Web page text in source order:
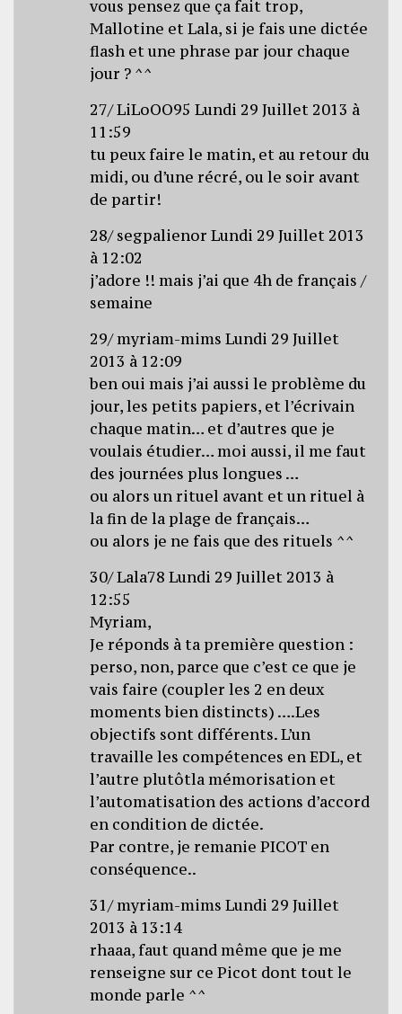
vous pensez que ça fait trop,
Mallotine et Lala, si je fais une dictée
flash et une phrase par jour chaque
jour ? ^^
27/ LiLoOO95 Lundi 29 Juillet 2013 à
11:59
tu peux faire le matin, et au retour du
midi, ou d’une récré, ou le soir avant
de partir!
28/ segpalienor Lundi 29 Juillet 2013
à 12:02
j’adore !! mais j’ai que 4h de français /
semaine
29/ myriam-mims Lundi 29 Juillet
2013 à 12:09
ben oui mais j’ai aussi le problème du
jour, les petits papiers, et l’écrivain
chaque matin… et d’autres que je
voulais étudier… moi aussi, il me faut
des journées plus longues …
ou alors un rituel avant et un rituel à
la fin de la plage de français…
ou alors je ne fais que des rituels ^^
30/ Lala78 Lundi 29 Juillet 2013 à
12:55
Myriam,
Je réponds à ta première question :
perso, non, parce que c’est ce que je
vais faire (coupler les 2 en deux
moments bien distincts) ….Les
objectifs sont différents. L’un
travaille les compétences en EDL, et
l’autre plutôtla mémorisation et
l’automatisation des actions d’accord
en condition de dictée.
Par contre, je remanie PICOT en
conséquence..
31/ myriam-mims Lundi 29 Juillet
2013 à 13:14
rhaaa, faut quand même que je me
renseigne sur ce Picot dont tout le
monde parle ^^